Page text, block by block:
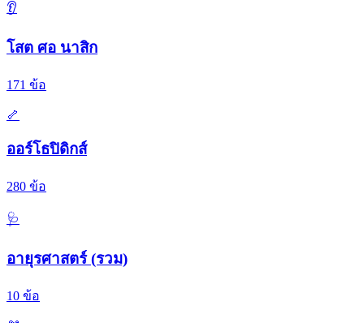
👂
โสต ศอ นาสิก
171 ข้อ
🦴
ออร์โธปิดิกส์
280 ข้อ
🩺
อายุรศาสตร์ (รวม)
10 ข้อ